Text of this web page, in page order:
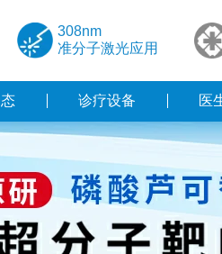
308nm
准分子激光应用
诊疗设备 医